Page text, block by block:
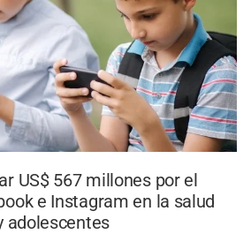
US$ 567 millones por el
e Instagram en la salud
adolescentes